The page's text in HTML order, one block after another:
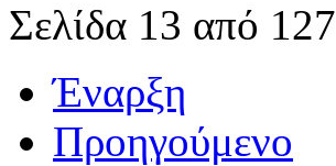
Σελίδα 13 από 127
Έναρξη
Προηγούμενο